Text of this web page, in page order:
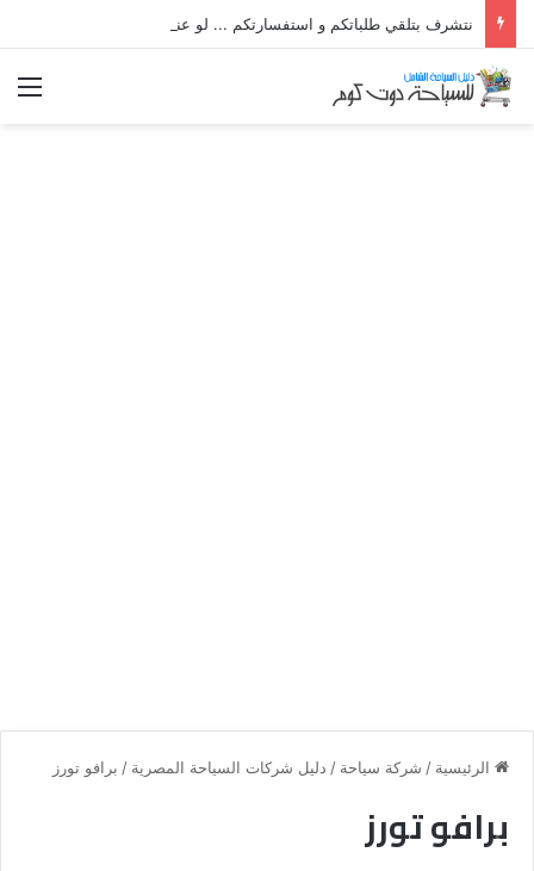
الرئيسية / شركة سياحة / دليل شركات السياحة المصرية / برافو تورز
برافو تورز